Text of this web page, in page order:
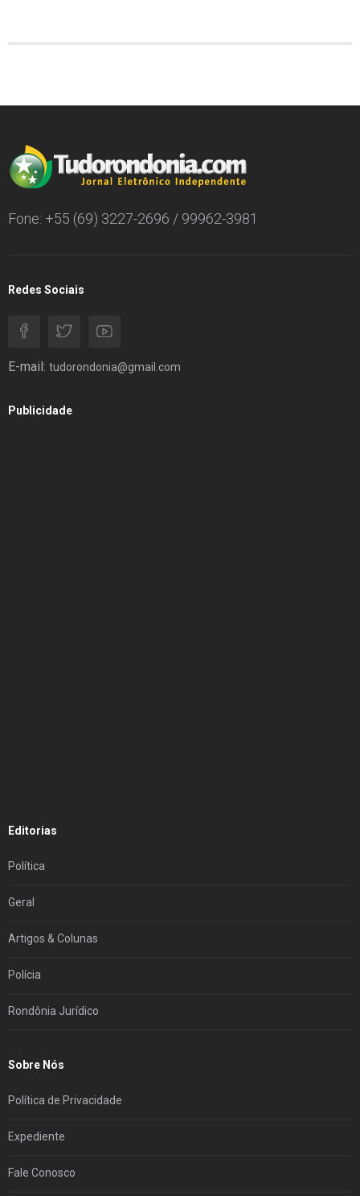
Fone: +55 (69) 3227-2696 / 99962-3981
Redes Sociais
E-mail: tudorondonia@gmail.com
Publicidade
Editorias
Política
Geral
Artigos & Colunas
Polícia
Rondônia Jurídico
Sobre Nós
Política de Privacidade
Expediente
Fale Conosco